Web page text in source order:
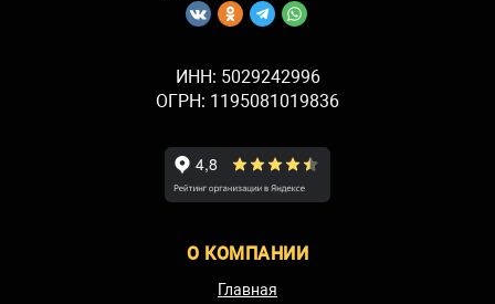
ИНН: 5029242996
ОГРН: 1195081019836
О КОМПАНИИ
Главная